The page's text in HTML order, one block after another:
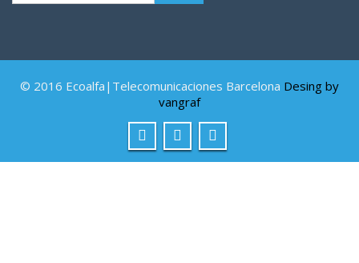
© 2016 Ecoalfa|Telecomunicaciones Barcelona Desing by
vangraf